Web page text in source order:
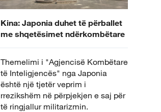
Kina: Japonia duhet të përballet
me shqetësimet ndërkombëtare
Themelimi i "Agjencisë Kombëtare
të Inteligjencës" nga Japonia
është një tjetër veprim i
rrezikshëm në përpjekjen e saj për
të ringjallur militarizmin.